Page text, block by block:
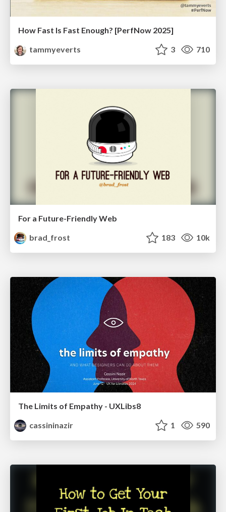
How Fast Is Fast Enough? [PerfNow 2025]
tammyeverts
3 710
For a Future-Friendly Web
brad_frost
183 10k
The Limits of Empathy - UXLibs8
cassininazir
1 590